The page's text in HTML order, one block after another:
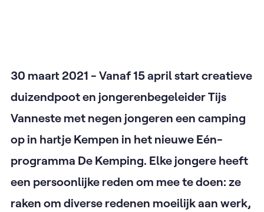
30 maart 2021 - Vanaf 15 april start creatieve
duizendpoot en jongerenbegeleider Tijs
Vanneste met negen jongeren een camping
op in hartje Kempen in het nieuwe Eén-
programma De Kemping. Elke jongere heeft
een persoonlijke reden om mee te doen: ze
raken om diverse redenen moeilijk aan werk,